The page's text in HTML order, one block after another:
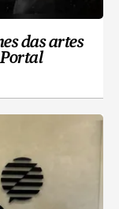
das artes